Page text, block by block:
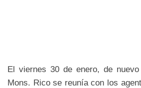
El viernes 30 de enero, de
Mons. Rico se reunía con los